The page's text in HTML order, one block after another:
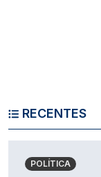
RECENTES
POLÍTICA